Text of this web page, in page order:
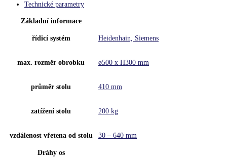
Technické parametry
Základní informace
řídicí systém Heidenhain, Siemens
max. rozměr obrobku ø500 x H300 mm
průměr stolu 410 mm
zatížení stolu 200 kg
vzdálenost vřetena od stolu 30 – 640 mm
Dráhy os